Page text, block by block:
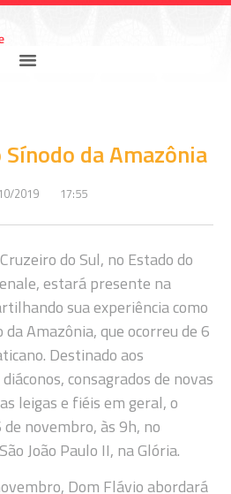
da Amazônia
2019 17:55
do Sul, no Estado do
estará presente na
sua experiência como
Amazônia, que ocorreu de 6
Destinado aos
consagrados de novas
leigas e fiéis em geral, o
novembro, às 9h, no
João Paulo II, na Glória.
Dom Flávio abordará